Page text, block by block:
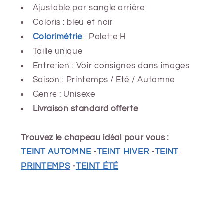
Ajustable par sangle arrière
Coloris : bleu et noir
Colorimétrie : Palette H
Taille unique
Entretien : Voir consignes dans images
Saison : Printemps / Eté / Automne
Genre : Unisexe
Livraison standard offerte
Trouvez le chapeau idéal pour vous :
TEINT AUTOMNE-TEINT HIVER-TEINT
PRINTEMPS-TEINT ÉTÉ